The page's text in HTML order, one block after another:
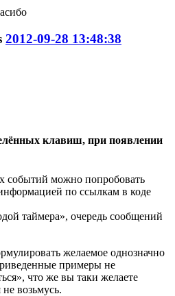
2012-09-28 13:48:38
клавиш, при появлении
событий можно попробовать
по ссылкам в коде
таймера», очередь сообщений
желаемое однозначно
примеры не
что же вы таки желаете
возьмусь.